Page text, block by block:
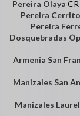
Pereira Olaya
Pereira
Pereira
Dosquebradas
Armenia San
Manizales San
Manizales